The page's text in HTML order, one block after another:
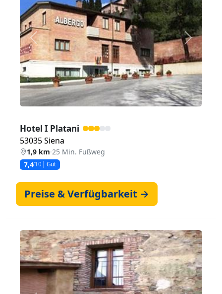
Zurück Weiter
Hotel I Platani
53035 Siena
1,9 km·25 Min. Fußweg
7,4/10 Gut
Preise & Verfügbarkeit →